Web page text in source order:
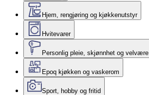
Hjem, rengjøring og kjøkkenutstyr
Hvitevarer
Personlig pleie, skjønnhet og velvære
Epoq kjøkken og vaskerom
Sport, hobby og fritid